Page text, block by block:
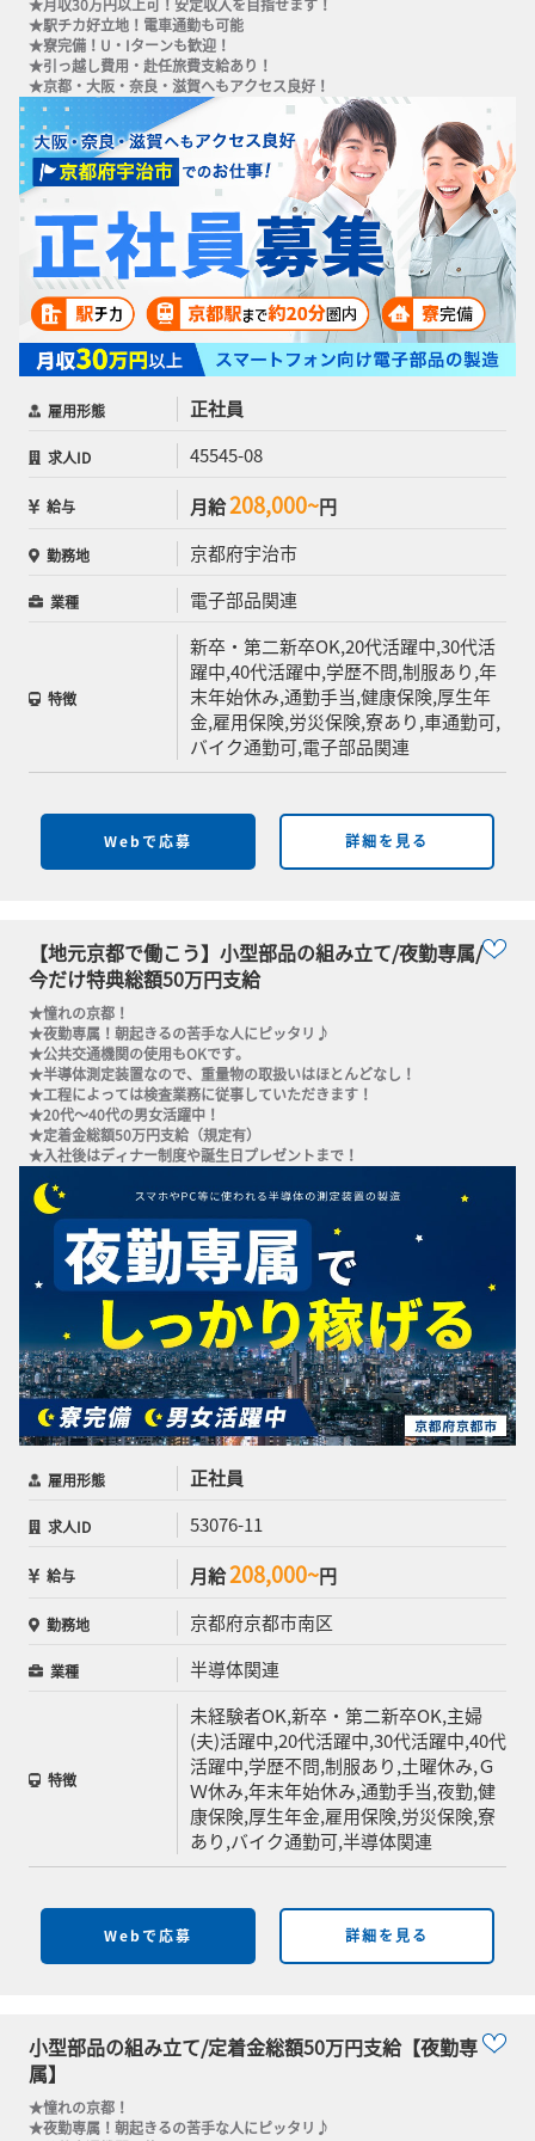
★月収30万円以上可！安定収入を目指せます！
★駅チカ好立地！電車通勤も可能
★寮完備！U・Iターンも歓迎！
★引っ越し費用・赴任旅費支給あり！
★京都・大阪・奈良・滋賀へもアクセス良好！
雇用形態 正社員
求人ID 45545-08
給与 月給208,000~円
勤務地 京都府宇治市
業種 電子部品関連
特徴
新卒・第二新卒OK,20代活躍中,30代活
躍中,40代活躍中,学歴不問,制服あり,年
末年始休み,通勤手当,健康保険,厚生年
金,雇用保険,労災保険,寮あり,車通勤可,
バイク通勤可,電子部品関連
Webで応募 詳細を見る
【地元京都で働こう】小型部品の組み立て/夜勤専属/
今だけ特典総額50万円支給
★憧れの京都！
★夜勤専属！朝起きるの苦手な人にピッタリ♪
★公共交通機関の使用もOKです。
★半導体測定装置なので、重量物の取扱いはほとんどなし！
★工程によっては検査業務に従事していただきます！
★20代～40代の男女活躍中！
★定着金総額50万円支給（規定有）
★入社後はディナー制度や誕生日プレゼントまで！
雇用形態 正社員
求人ID 53076-11
給与 月給208,000~円
勤務地 京都府京都市南区
業種 半導体関連
特徴
未経験者OK,新卒・第二新卒OK,主婦
(夫)活躍中,20代活躍中,30代活躍中,40代
活躍中,学歴不問,制服あり,土曜休み,Ｇ
Ｗ休み,年末年始休み,通勤手当,夜勤,健
康保険,厚生年金,雇用保険,労災保険,寮
あり,バイク通勤可,半導体関連
Webで応募 詳細を見る
小型部品の組み立て/定着金総額50万円支給【夜勤専
属】
★憧れの京都！
★夜勤専属！朝起きるの苦手な人にピッタリ♪